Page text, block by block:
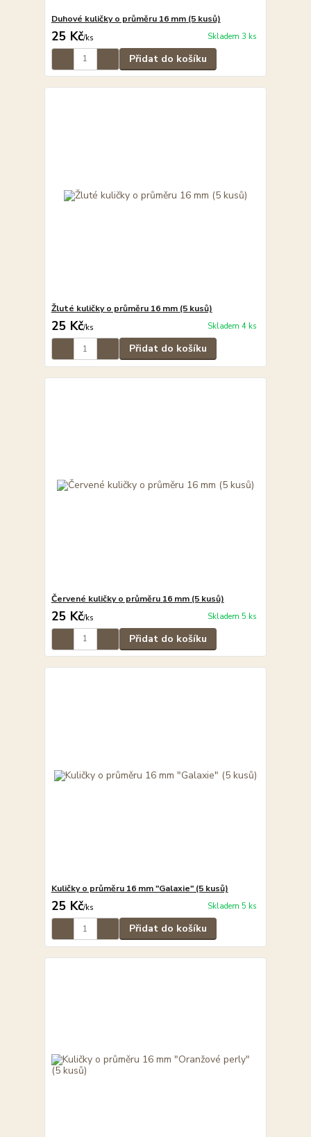
Duhové kuličky o průměru 16 mm (5 kusů)
25 Kč/ks Skladem 3 ks
Přidat do košíku
Žluté kuličky o průměru 16 mm (5 kusů)
25 Kč/ks Skladem 4 ks
Přidat do košíku
Červené kuličky o průměru 16 mm (5 kusů)
25 Kč/ks Skladem 5 ks
Přidat do košíku
Kuličky o průměru 16 mm "Galaxie" (5 kusů)
25 Kč/ks Skladem 5 ks
Přidat do košíku